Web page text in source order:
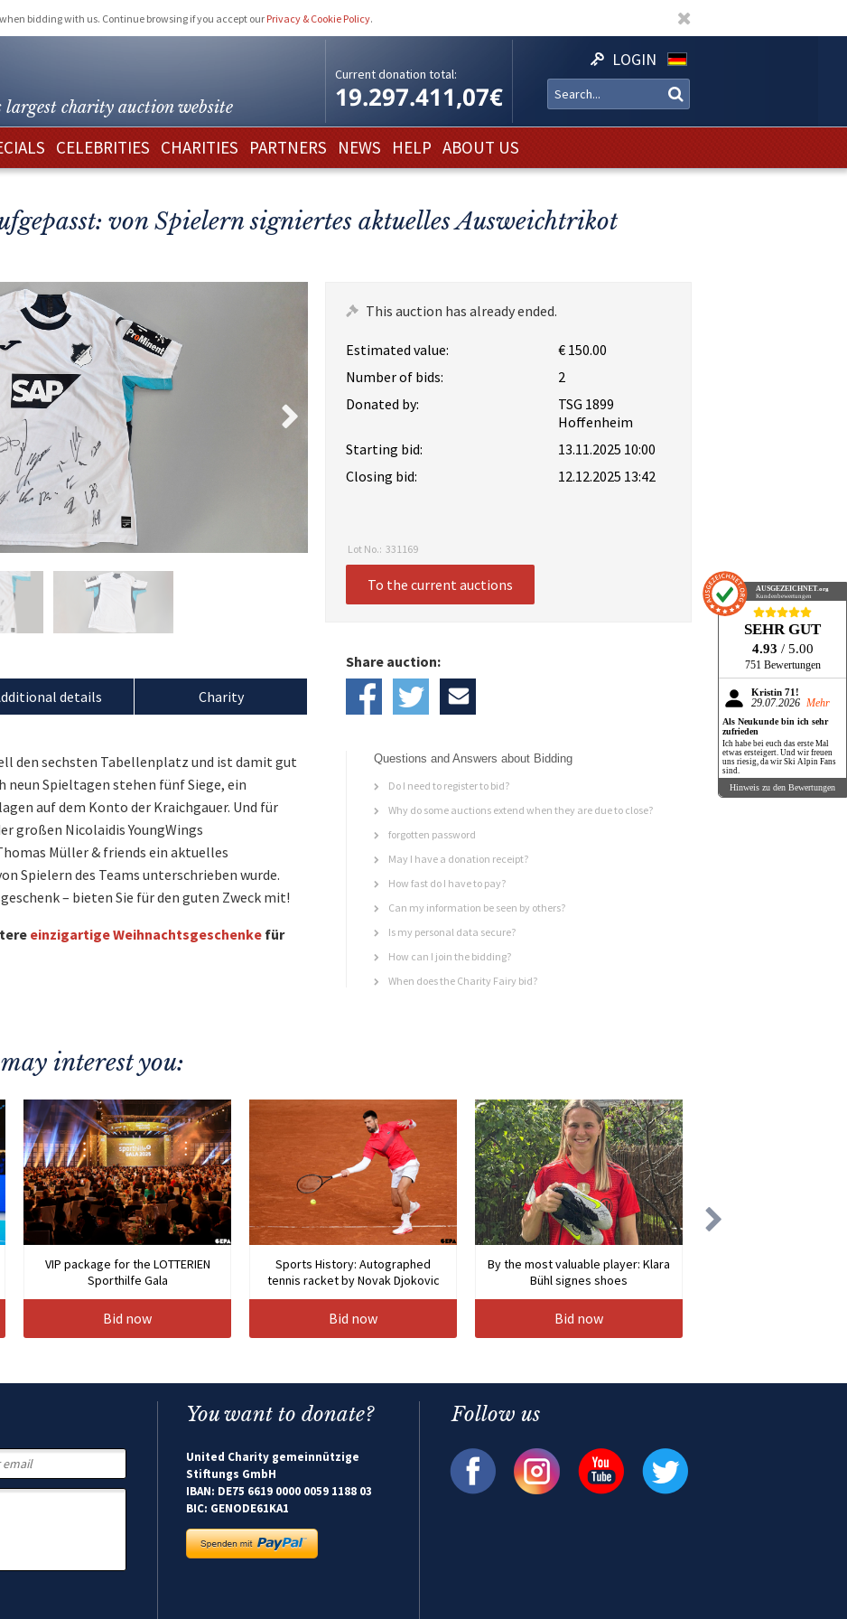
bidding with us. Continue browsing if you accept our Privacy & Cookie Policy.
largest charity auction website
Current donation total:
19.297.411,07€
LOGIN
CELEBRITIES CHARITIES PARTNERS NEWS HELP ABOUT US
von Spielern signiertes aktuelles Ausweichtrikot
This auction has already ended.
Estimated value:
€ 150.00
Number of bids:
2
Donated by:
TSG 1899
Hoffenheim
Starting bid:
13.11.2025 10:00
Closing bid:
12.12.2025 13:42
Lot No.: 331169
To the current auctions
den sechsten Tabellenplatz und ist damit gut
neun Spieltagen stehen fünf Siege, ein
auf dem Konto der Kraichgauer. Und für
großen Nicolaidis YoungWings
Müller & friends ein aktuelles
Spielern des Teams unterschrieben wurde.
– bieten Sie für den guten Zweck mit!
einzigartige Weihnachtsgeschenke für
details Charity
Share auction:
Questions and Answers about Bidding
Do I need to register to bid?
Why do some auctions extend when they are due to close?
forgotten password
May I have a donation receipt?
How fast do I have to pay?
Can my information be seen by others?
Is my personal data secure?
How can I join the bidding?
When does the Charity Fairy bid?
interest you:
VIP package for the LOTTERIEN
Sporthilfe Gala
Bid now
Sports History: Autographed
tennis racket by Novak Djokovic
Bid now
By the most valuable player: Klara
Bühl signes shoes
Bid now
You want to donate?
United Charity gemeinnützige
Stiftungs GmbH
IBAN: DE75 6619 0000 0059 1188 03
BIC: GENODE61KA1
Follow us
AUSGEZEICHNET .org
Kundenbewertungen
SEHR GUT
4.93 / 5.00
751 Bewertungen
Kristin 71!
29.07.2026 Mehr
Als Neukunde bin ich sehr
zufrieden
Ich habe bei euch das erste Mal
etwas ersteigert. Und wir freuen
uns riesig, da wir Ski Alpin Fans
sind.
Hinweis zu den Bewertungen